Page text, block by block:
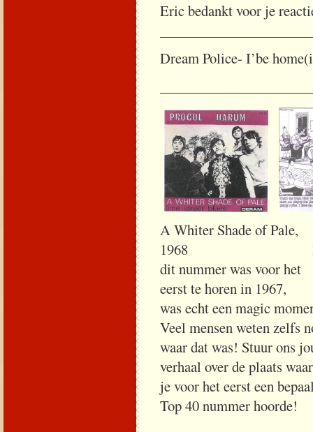
Eric bedankt voor je
Dream Police- I’be
A Whiter Shade
1968
dit nummer was voor het
eerst te horen in 1967,
was echt een magic
Veel mensen weten zelfs
waar dat was! Stuur ons
verhaal over de plaats waar
je voor het eerst een
Top 40 nummer hoorde!